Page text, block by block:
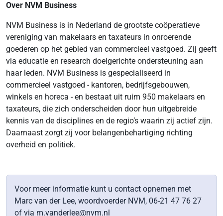
Over NVM Business
NVM Business is in Nederland de grootste coöperatieve
vereniging van makelaars en taxateurs in onroerende
goederen op het gebied van commercieel vastgoed. Zij geeft
via educatie en research doelgerichte ondersteuning aan
haar leden. NVM Business is gespecialiseerd in
commercieel vastgoed - kantoren, bedrijfsgebouwen,
winkels en horeca - en bestaat uit ruim 950 makelaars en
taxateurs, die zich onderscheiden door hun uitgebreide
kennis van de disciplines en de regio’s waarin zij actief zijn.
Daarnaast zorgt zij voor belangenbehartiging richting
overheid en politiek.
Voor meer informatie kunt u contact opnemen met
Marc van der Lee, woordvoerder NVM, 06-21 47 76 27
of via m.vanderlee@nvm.nl